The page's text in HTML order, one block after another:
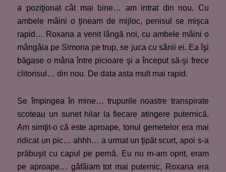
a poziţionat cât mai bine… am intrat din nou. Cu
ambele mâini o ţineam de mijloc, penisul se mişca
rapid… Roxana a venit lângă noi, cu ambele mâini o
mângâia pe Simona pe trup, se juca cu sânii ei. Ea îşi
băgase o mâna între picioare şi a început să-şi frece
clitorisul… din nou. De data asta mult mai rapid.
Se împingea în mine… trupurile noastre transpirate
scoteau un sunet hilar la fiecare atingere puternică.
Am simţit-o că este aproape, tonul gemetelor era mai
ridicat un pic… ahhh… a urmat un ţipăt scurt, apoi s-a
prăbuşit cu capul pe pernă. Eu nu m-am oprit, eram
pe aproape… gâfâiam tot mai puternic, Roxana era